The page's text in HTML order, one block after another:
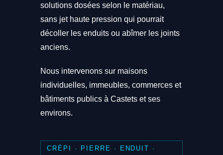
solutions dosées selon le matériau,
sans jet haute pression qui pourrait
décoller les enduits ou abîmer les joints
anciens.
Nous intervenons sur maisons
individuelles, immeubles, commerces et
bâtiments publics à Castets et ses
environs.
CRÉPI · PIERRE · ENDUIT ·